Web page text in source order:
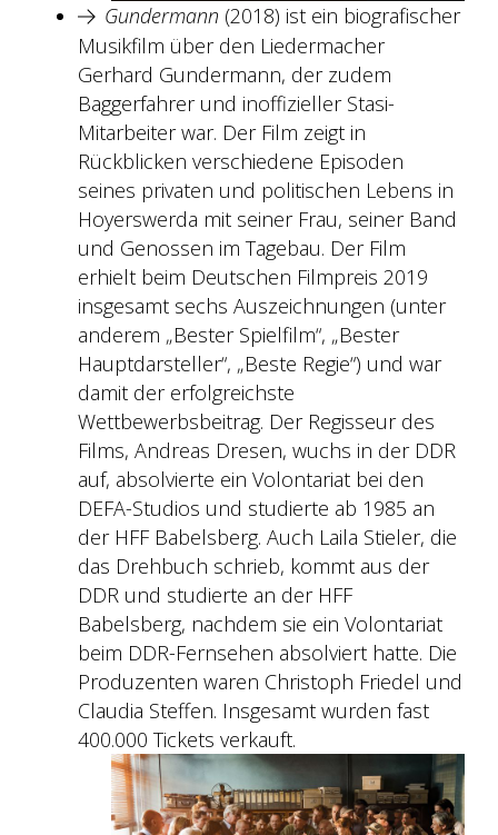
Peter Hartwig/Pandora Film
Gundermann (2018) ist ein biografischer
Musikfilm über den Liedermacher
Gerhard Gundermann, der zudem
Baggerfahrer und inoffizieller Stasi-
Mitarbeiter war. Der Film zeigt in
Rückblicken verschiedene Episoden
seines privaten und politischen Lebens in
Hoyerswerda mit seiner Frau, seiner Band
und Genossen im Tagebau. Der Film
erhielt beim Deutschen Filmpreis 2019
insgesamt sechs Auszeichnungen (unter
anderem „Bester Spielfilm“, „Bester
Hauptdarsteller“, „Beste Regie“) und war
damit der erfolgreichste
Wettbewerbsbeitrag. Der Regisseur des
Films, Andreas Dresen, wuchs in der DDR
auf, absolvierte ein Volontariat bei den
DEFA-Studios und studierte ab 1985 an
der HFF Babelsberg. Auch Laila Stieler, die
das Drehbuch schrieb, kommt aus der
DDR und studierte an der HFF
Babelsberg, nachdem sie ein Volontariat
beim DDR-Fernsehen absolviert hatte. Die
Produzenten waren Christoph Friedel und
Claudia Steffen. Insgesamt wurden fast
400.000 Tickets verkauft.